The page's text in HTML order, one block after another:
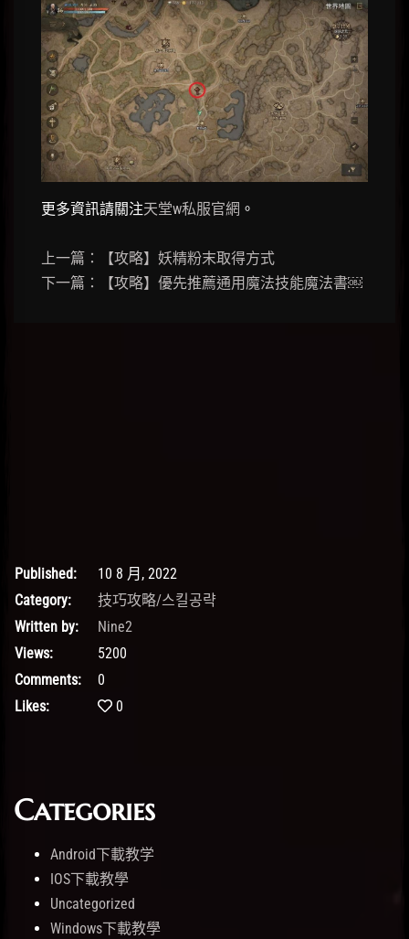
更多資訊請關注天堂w私服官網 。
上一篇：【攻略】妖精粉末取得方式
下一篇：【攻略】優先推薦通用魔法技能魔法書￼
Published:
10 8 月, 2022
Category:
技巧攻略/스킬공략
Written by:
Nine2
Views:
5200
Comments:
0
Likes:
0
Categories
Android下載教学
IOS下載教學
Uncategorized
Windows下載教學